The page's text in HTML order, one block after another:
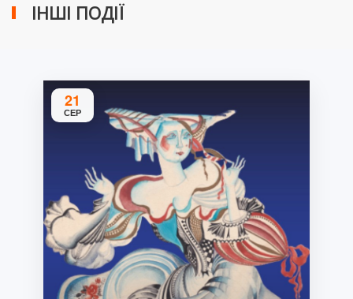
ІНШІ ПОДІЇ
21
СЕР